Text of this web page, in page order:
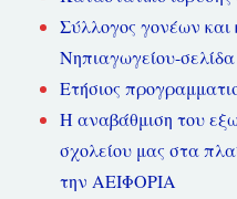
Σύλλογος γονέων
Νηπιαγωγείου-σελίδα
Ετήσιος
Η αναβάθμιση του
σχολείου μας στα
την ΑΕΙΦΟΡΙΑ